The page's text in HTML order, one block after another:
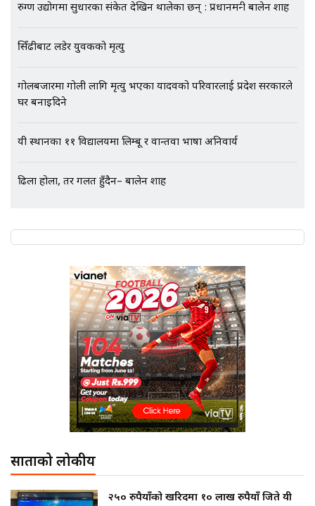
गायब || Everest Hospital
रुग्ण उद्योगमा सुधारका संकेत देखिन थालेका छन् : प्रधानमन्त्री बालेन शाह
सिँढीबाट लडेर युवकको मृत्यु
गोलबजारमा गोली लागि मृत्यु भएका यादवको परिवारलाई प्रदेश सरकारले
घर बनाइदिने
यी स्थानका ११ विद्यालयमा लिम्बू र वान्तवा भाषा अनिवार्य
ढिला होला, तर गलत हुँदैन– बालेन शाह
साताको लोकप्रीय
२५० रुपैयाँको खरिदमा १० लाख रुपैयाँ जिते यी